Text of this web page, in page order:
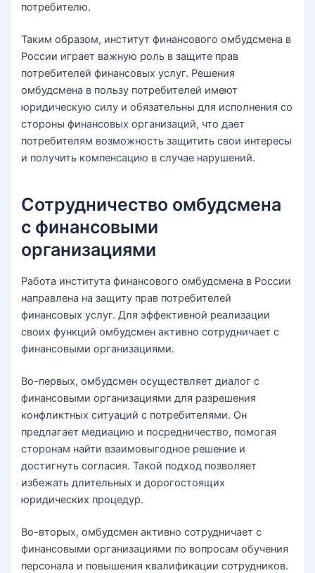
потребителю.
Таким образом, институт финансового омбудсмена в
России играет важную роль в защите прав
потребителей финансовых услуг. Решения
омбудсмена в пользу потребителей имеют
юридическую силу и обязательны для исполнения со
стороны финансовых организаций, что дает
потребителям возможность защитить свои интересы
и получить компенсацию в случае нарушений.
Сотрудничество омбудсмена
с финансовыми
организациями
Работа института финансового омбудсмена в России
направлена на защиту прав потребителей
финансовых услуг. Для эффективной реализации
своих функций омбудсмен активно сотрудничает с
финансовыми организациями.
Во-первых, омбудсмен осуществляет диалог с
финансовыми организациями для разрешения
конфликтных ситуаций с потребителями. Он
предлагает медиацию и посредничество, помогая
сторонам найти взаимовыгодное решение и
достигнуть согласия. Такой подход позволяет
избежать длительных и дорогостоящих
юридических процедур.
Во-вторых, омбудсмен активно сотрудничает с
финансовыми организациями по вопросам обучения
персонала и повышения квалификации сотрудников.